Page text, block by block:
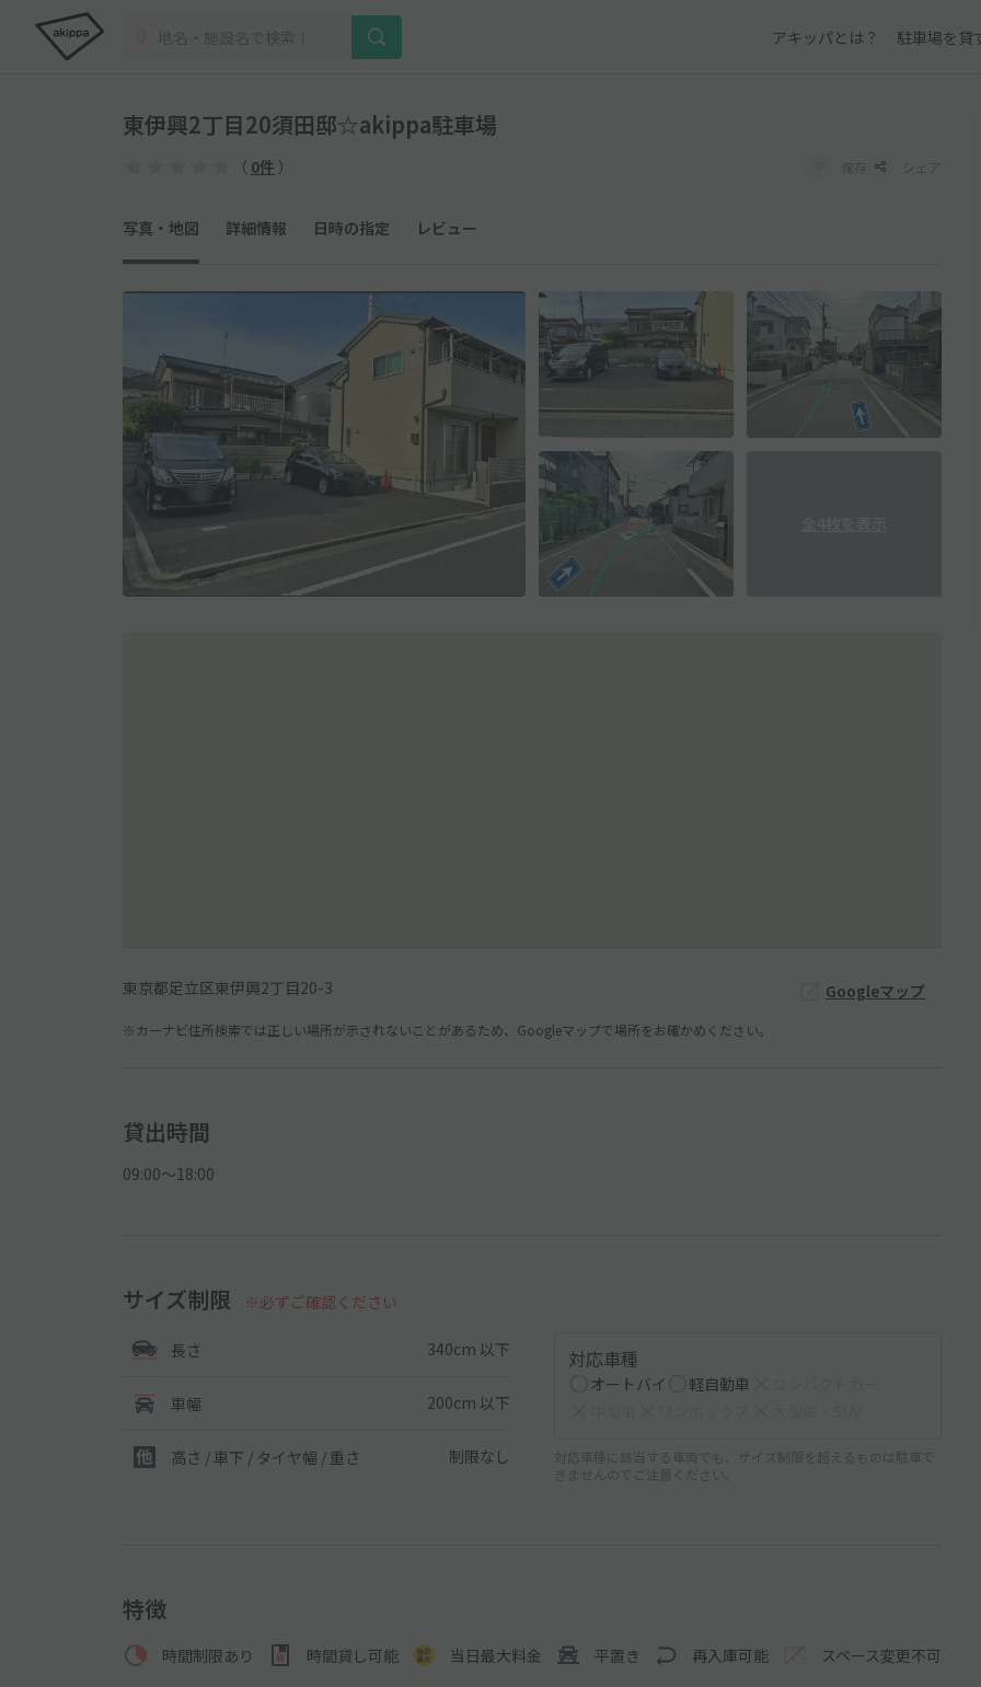
アキッパとは？ 駐車場を貸
東伊興2丁目20須田邸☆akippa駐車場
（ 0件 ） 保存 シェア
写真・地図 詳細情報 日時の指定 レビュー
東京都足立区東伊興2丁目20-3 Googleマップ
※カーナビ住所検索では正しい場所が示されないことがあるため、Googleマップで場所をお確かめください。
貸出時間
09:00〜18:00
サイズ制限 ※必ずご確認ください
長さ 340cm 以下
車幅 200cm 以下
高さ / 車下 / タイヤ幅 / 重さ 制限なし
対応車種
オートバイ 軽自動車
対応車種に該当する車両でも、サイズ制限を超えるものは駐車で
きませんのでご注意ください。
特徴
時間制限あり 時間貸し可能 当日最大料金 平置き 再入庫可能 スペース変更不可